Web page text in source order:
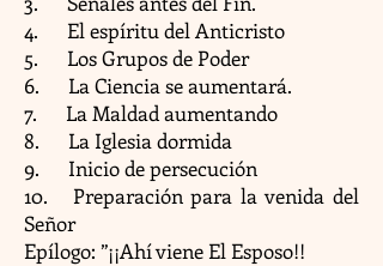
4. El espíritu del Anticristo
5. Los Grupos de Poder
6. La Ciencia se aumentará.
7. La Maldad aumentando
8. La Iglesia dormida
9. Inicio de persecución
10. Preparación para la venida del
Señor
Epílogo: ”¡¡Ahí viene El Esposo!!